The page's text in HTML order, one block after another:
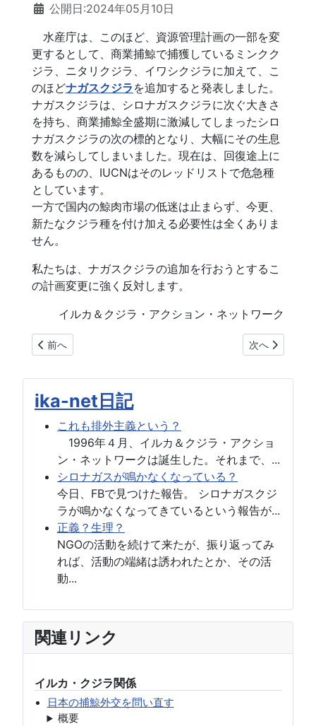
公開日:2024年05月10日
水産庁は、このほど、資源管理計画の一部を変
更するとして、商業捕鯨で捕獲しているミンクク
ジラ、ニタリクジラ、イワシクジラに加えて、こ
のほどナガスクジラ を追加すると発表しました。
ナガスクジラは、シロナガスクジラに次ぐ大きさ
を持ち、商業捕鯨全盛期に激減してしまったシロ
ナガスクジラの次の標的となり、大幅にその生息
数を減らしてしまいました。現在は、回復途上に
あるものの、IUCNはそのレッドリストで危急種
としています。
一方で国内の鯨肉市場の低迷は止まらず、今更、
新たなクジラ種を付け加える必要性は全くありま
せん。
私たちは、ナガスクジラの追加を行おうとするこ
の計画変更に強く反対します。
イルカ＆クジラ・アクション・ネットワーク
前の記事へ: 【抗議声明】ナガスクジラを商業捕鯨の対象に付
前へ 次の記事へ:
次へ
ika-net日記
これも排外主義という？
1996年４月、イルカ＆クジラ・アクショ
ン・ネットワークは誕生した。それまで、...
シロナガスが鳴かなくなっている？
今日、FBで見つけた報告。 シロナガスクジ
ラが鳴かなくなってきているという報告が...
正義？生理？
NGOの活動を続けて来たが、振り返ってみ
れば、活動の端緒は誘われたとか、その活
動...
関連リンク
イルカ・クジラ関係
日本の捕鯨外交を問い直す
概要